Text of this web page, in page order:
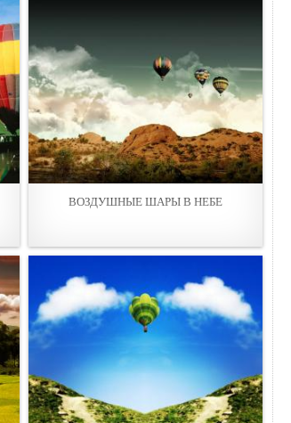
ВОЗДУШНЫЕ ШАРЫ В НЕБЕ